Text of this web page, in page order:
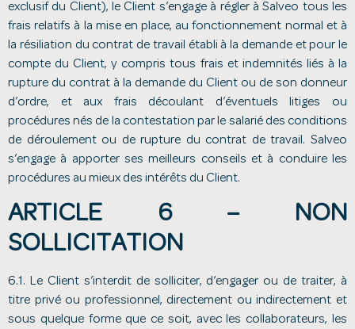
exclusif du Client), le Client s’engage à régler à Salveo tous les
frais relatifs à la mise en place, au fonctionnement normal et à
la résiliation du contrat de travail établi à la demande et pour le
compte du Client, y compris tous frais et indemnités liés à la
rupture du contrat à la demande du Client ou de son donneur
d’ordre, et aux frais découlant d’éventuels litiges ou
procédures nés de la contestation par le salarié des conditions
de déroulement ou de rupture du contrat de travail. Salveo
s’engage à apporter ses meilleurs conseils et à conduire les
procédures au mieux des intérêts du Client.
ARTICLE 6 – NON
SOLLICITATION
6.1. Le Client s’interdit de solliciter, d’engager ou de traiter, à
titre privé ou professionnel, directement ou indirectement et
sous quelque forme que ce soit, avec les collaborateurs, les